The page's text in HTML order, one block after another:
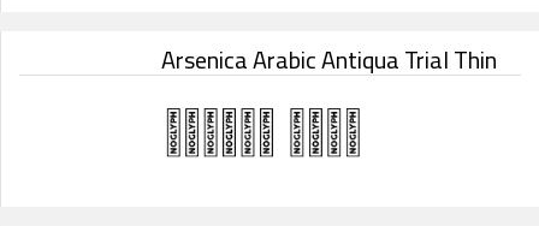
Arsenica Arabic Antiqua Trial Thin